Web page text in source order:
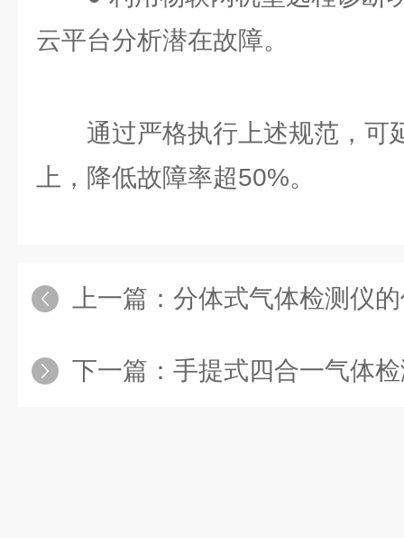
云平台分析潜在故障。
通过严格执行上述规范，可
上，降低故障率超50%。
上一篇： 分体式气体检测仪
下一篇： 手提式四合一气体检测仪